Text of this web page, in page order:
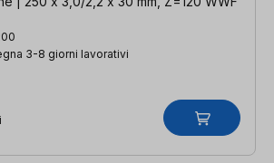
3-8 giorni lavorativi